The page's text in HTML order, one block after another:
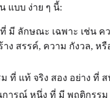
แบบ ง่าย ๆ นี้:
มี ลักษณะ เฉพาะ เช่น ค
าง สรรค์, ความ กังวล, หรื
ที่ แท้ จริง สอง อย่าง ที่
การณ์ หนึ่ง ที่ มี พฤติกรรม